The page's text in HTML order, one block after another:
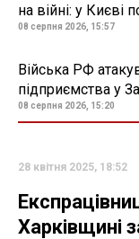
на війні: у
08 серпня 2026, 15:57
Війська РФ
підприємства у
08 серпня 2026, 15:20
28 квітня 2025, 18:52
Харківщині